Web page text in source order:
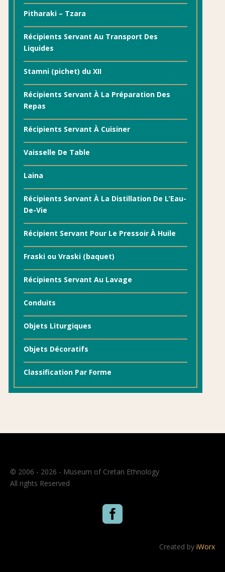
Pitharaki – Tzara
Récipients Servant Au Transport Des
Liquides
Stamni (pichet) du XII
Récipients Servant À La Préparation Des
Repas
Récipients Servant À Cuisiner
Vaisselle De Table
Laina
Récipients Servant À La Distillation De L’Eau-
De-Vie
Récipient Servant Pour Le Pressoir À Huile
Fraski ou Vraski (baquet)
Récipients Servant Au Lavage
Conduits
Objets Liturgiques
Objets Décoratifs
Classification Par Forme
© 2006 - 2026 - Museum of Cretan Ethnology
All rights Reserved

Created by iWorx